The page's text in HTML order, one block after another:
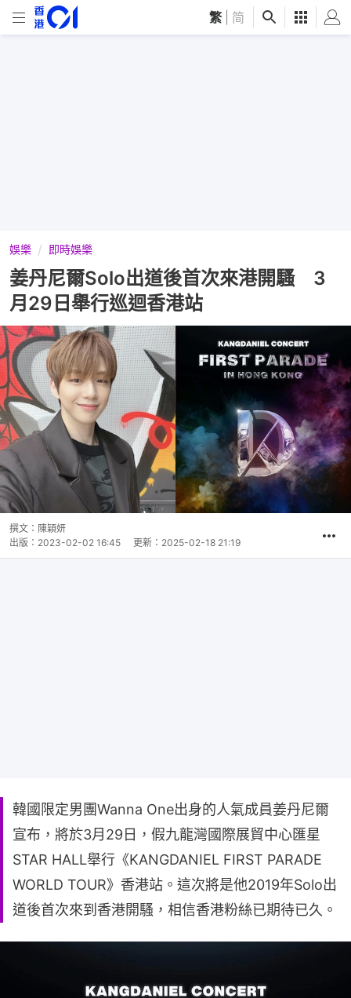
繁 简
娛樂 即時娛樂
姜丹尼爾Solo出道後首次來港開騷 3
月29日舉行巡迴香港站
撰文： 陳穎妍
出版： 2023-02-02 16:45 更新： 2025-02-18 21:19
韓國限定男團Wanna One出身的人氣成員姜丹尼爾
宣布，將於3月29日，假九龍灣國際展貿中心匯星
STAR HALL舉行《KANGDANIEL FIRST PARADE
WORLD TOUR》香港站。這次將是他2019年Solo出
道後首次來到香港開騷，相信香港粉絲已期待已久。